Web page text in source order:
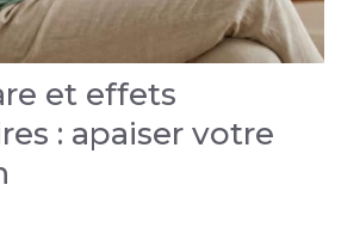
et effets
: apaiser votre